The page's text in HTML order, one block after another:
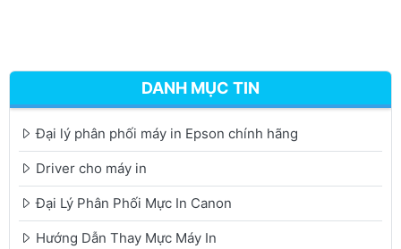
DANH MỤC TIN
Đại lý phân phối máy in Epson chính hãng
Driver cho máy in
Đại Lý Phân Phối Mực In Canon
Hướng Dẫn Thay Mực Máy In